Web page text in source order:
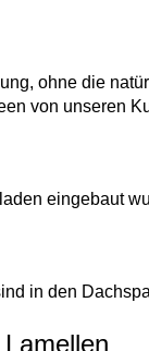
ohne die
von unseren
eingebaut
in den